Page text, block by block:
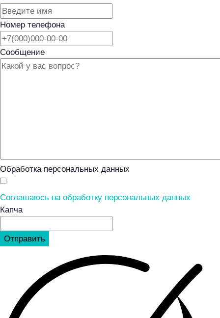
Номер телефона
Сообщение
Обработка персональных данных
Соглашаюсь на обработку персональных данных
Капча
Отправить